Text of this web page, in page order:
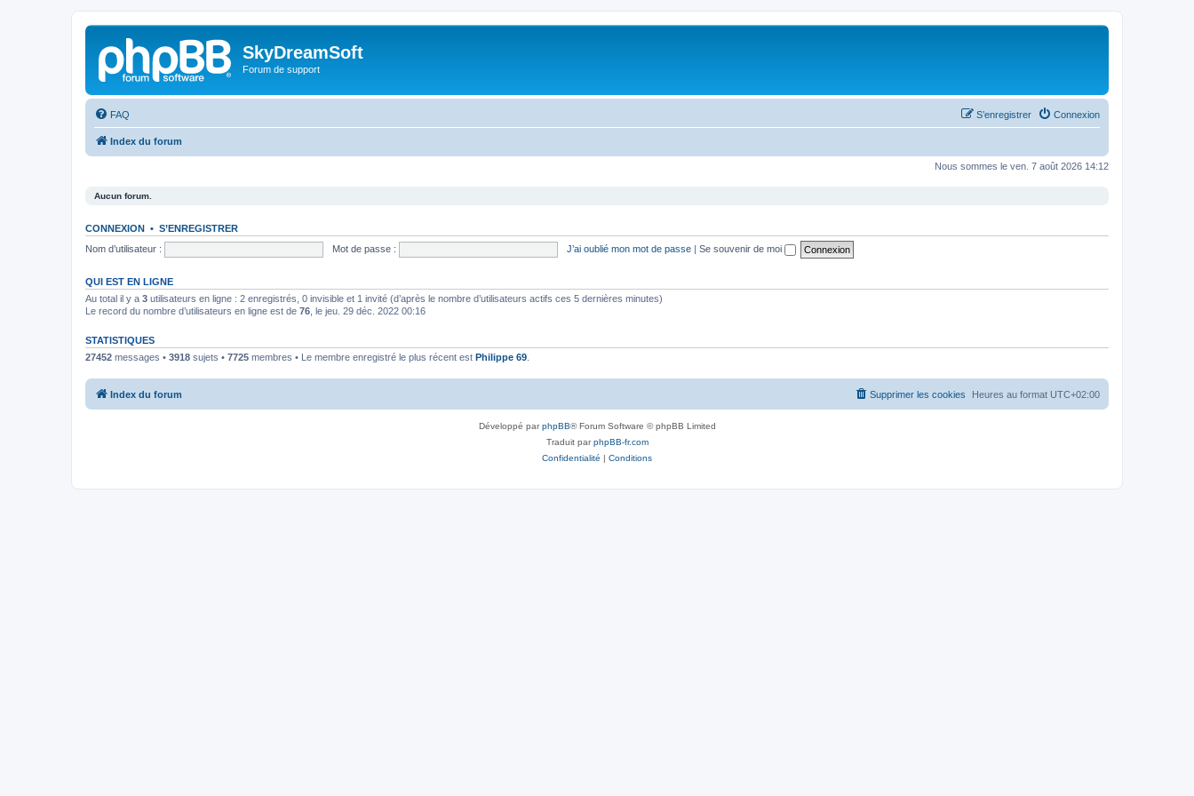
SkyDreamSoft
Forum de support
FAQ Connexion
S’enregistrer
Index du forum
Nous sommes le ven. 7 août 2026 14:12
Aucun forum.
CONNEXION • S’ENREGISTRER
Nom d’utilisateur :
Mot de passe : J’ai oublié mon mot de passe | Se souvenir de moi
QUI EST EN LIGNE
Au total il y a 3 utilisateurs en ligne : 2 enregistrés, 0 invisible et 1 invité (d’après le nombre d’utilisateurs actifs ces 5 dernières minutes)
Le record du nombre d’utilisateurs en ligne est de 76 , le jeu. 29 déc. 2022 00:16
STATISTIQUES
27452 messages • 3918 sujets • 7725 membres • Le membre enregistré le plus récent est Philippe 69
Index du forum Heures au format UTC+02:00
Supprimer les cookies
Développé parphpBB® Forum Software © phpBB Limited
Traduit parphpBB-fr.com
Confidentialité | Conditions